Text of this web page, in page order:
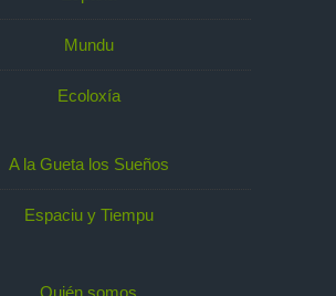
Mundu
Ecoloxía
A la Gueta los Sueños
Espaciu y Tiempu
Quién somos